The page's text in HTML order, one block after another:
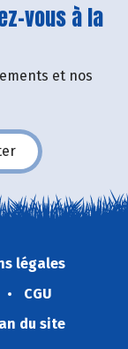
vous à la
et nos
légales
CGU
du site